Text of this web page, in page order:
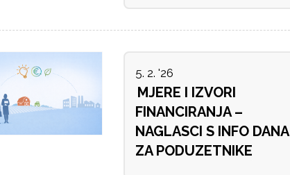
5. 2. '26
MJERE I IZVORI
FINANCIRANJA –
NAGLASCI S INFO DANA
ZA PODUZETNIKE